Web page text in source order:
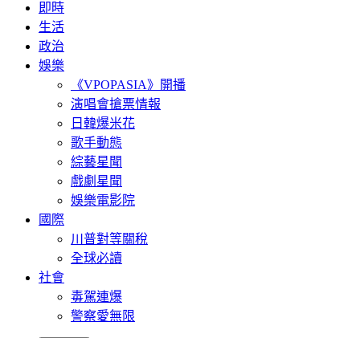
即時
生活
政治
娛樂
《VPOPASIA》開播
演唱會搶票情報
日韓爆米花
歌手動態
綜藝星聞
戲劇星聞
娛樂電影院
國際
川普對等關稅
全球必讀
社會
毒駕連爆
警察愛無限